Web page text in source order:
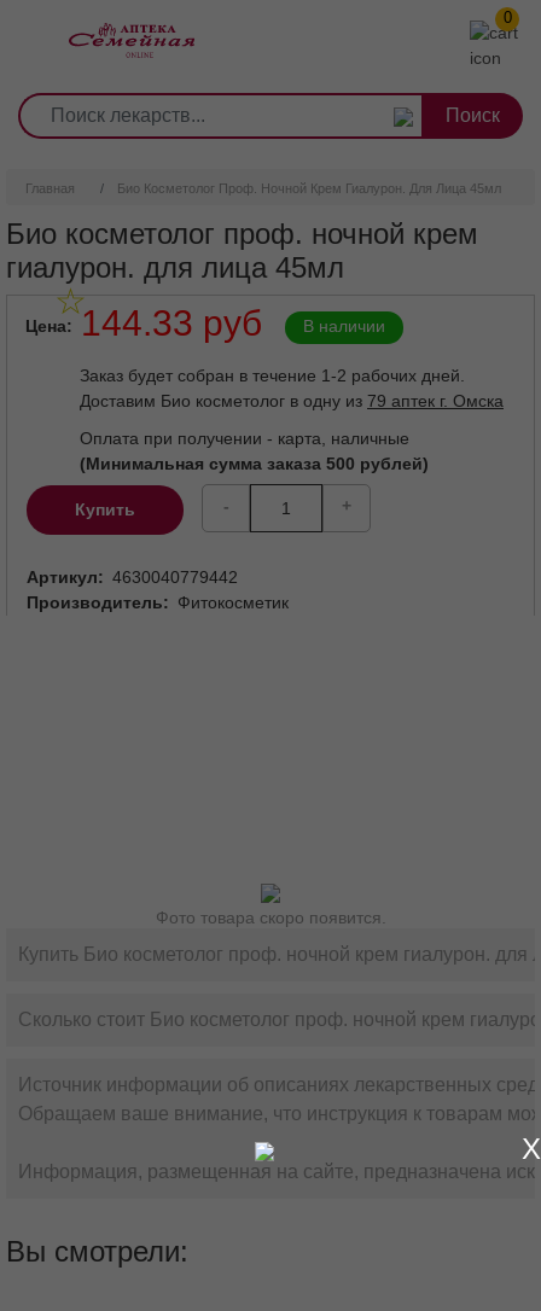
0
Главная Био Косметолог Проф. Ночной Крем Гиалурон. Для Лица 45мл
Био косметолог проф. ночной крем
гиалурон. для лица 45мл
Цена 144.33 руб В наличии
Заказ будет собран в течение 1-2 рабочих дней.
Доставим Био косметолог в одну из 79 аптек г. Омска
Оплата при получении - карта, наличные
(Минимальная сумма заказа 500 рублей)
Купить - +
Артикул
4630040779442
Производитель
Фитокосметик
Фото товара скоро появится.
Купить Био косметолог проф. ночной крем гиалурон. для
Сколько стоит Био косметолог проф. ночной крем
Источник информации об описаниях лекарственных
Обращаем ваше внимание, что инструкция к товарам
Информация, размещенная на сайте, предназначена
X
Вы смотрели: